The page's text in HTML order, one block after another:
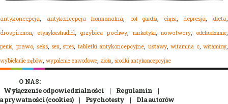
antykoncepcja antykoncepcja hormonalna ból gardła ciąża depresja ,dieta
drospirenon etynyloestradiol grzybica pochwy narkotyki ,nowotwory ,odchudzanie
penis prawo, seks sex, stres tabletki antykoncepcyjne ustawy, witamina c, witaminy
wybielanie zębów wypalenie zawodowe zioła środki antykoncepcyjne
O NAS:
Wyłączenie odpowiedzialności
Regulamin
prywatności (cookies)
Psychotesty Dla autorów